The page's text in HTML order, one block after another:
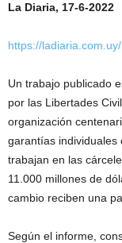
La Diaria, 17-6-2022
https://ladiaria.com.uy/
Un trabajo publicado
por las Libertades
organización
garantías individuales
trabajan en las
11.000 millones de
cambio reciben una
Según el informe,